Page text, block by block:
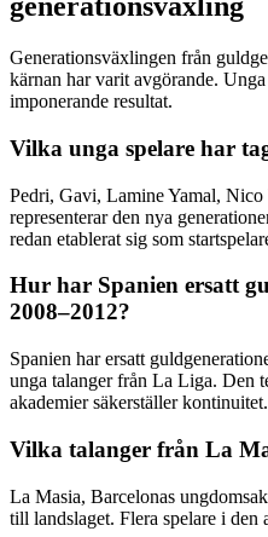
generationsväxling
Generationsväxlingen från
kärnan har varit avgörande.
imponerande resultat.
Vilka unga spelare har
Pedri, Gavi, Lamine Yamal,
representerar den nya
redan etablerat sig som
Hur har Spanien ersatt
2008–2012?
Spanien har ersatt
unga talanger från La Liga. Den
akademier säkerställer kontinuitet.
Vilka talanger från La
La Masia, Barcelonas
till landslaget. Flera spelare i den